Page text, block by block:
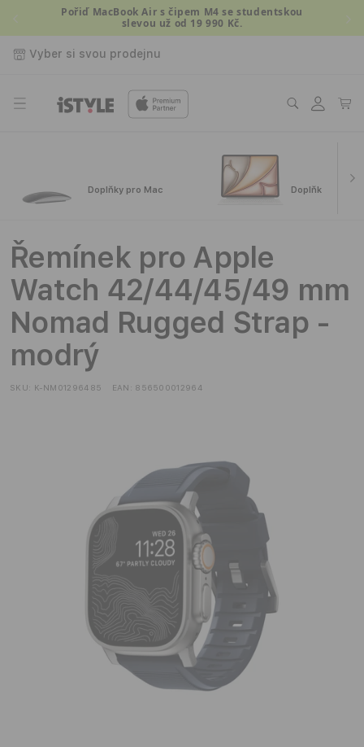
Přejít kPořiď MacBook Air s čipem M4 se studentskou
slevou už od 19 990 Kč.
Vyber si svou prodejnu
Přihlásit
se
Košík
Doplňky pro Mac Doplňky pro
Řemínek pro Apple
Watch 42/44/45/49 mm
Nomad Rugged Strap -
modrý
SKU: K-NM01296485 EAN: 856500012964